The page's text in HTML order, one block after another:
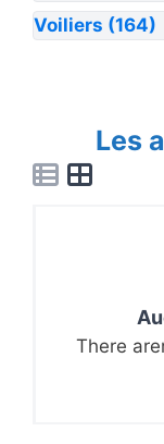
Voiliers (164)
Les
There